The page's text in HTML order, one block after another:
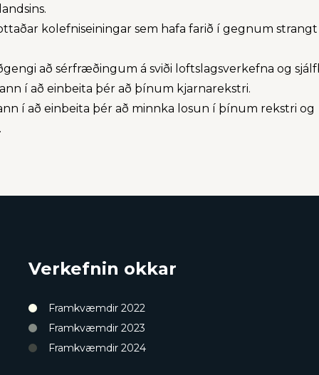
kolefniseiningar sem hafa farið í gegnum strangt
að sérfræðingum á sviði loftslagsverkefna og
í að einbeita þér að þínum kjarnarekstri.
í að einbeita þér að minnka losun í þínum rekstri og
Verkefnin okkar
Framkvæmdir 2022
Framkvæmdir 2023
Framkvæmdir 2024